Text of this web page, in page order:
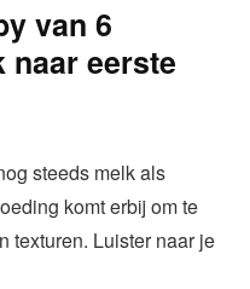
van 6
naar eerste
steeds melk als
komt erbij om te
texturen. Luister naar je